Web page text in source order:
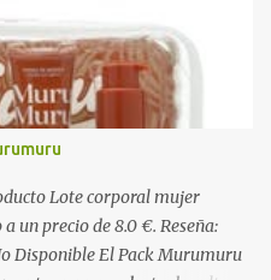
aceite vegetal refinado
cacao desgrasado en polvo
(E322 ( SOJA )), aroma
vegetales (coco, palmiste,
1,0%, suero de LECHE en polvo,
(E322), lactosa ( LECHE ),
Decorado 1,8%: Harina de
extracto d...
Lote corporal mujer
un precio de 8.0 €. Reseña:
Disponible El Pack Murumuru